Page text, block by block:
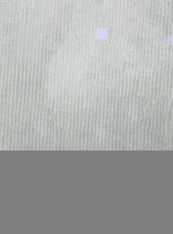
Boutique
Contact
Location de salles
Trouver un artisan
Devenir adhérent
Espace adhérent